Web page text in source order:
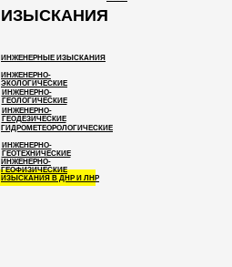
ИЗЫСКАНИЯ
ИНЖЕНЕРНО-
ЭКОЛОГИЧЕСКИЕ
ИНЖЕНЕРНО-
ГЕОЛОГИЧЕСКИЕ
ИНЖЕНЕРНО-
ГЕОДЕЗИЧЕСКИЕ
ГИДРОМЕТЕОРОЛОГИЧЕСКИЕ
ИНЖЕНЕРНО-
ГЕОТЕХНИЧЕСКИЕ
ИНЖЕНЕРНО-
ГЕОФИЗИЧЕСКИЕ
ИНЖЕНЕРНЫЕ ИЗЫСКАНИЯ
ИЗЫСКАНИЯ В ДНР И ЛНР